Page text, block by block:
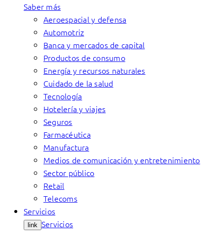
Saber más
Aeroespacial y defensa
Automotriz
Banca y mercados de capital
Productos de consumo
Energía y recursos naturales
Cuidado de la salud
Tecnología
Hotelería y viajes
Seguros
Farmacéutica
Manufactura
Medios de comunicación y entretenimiento
Sector público
Retail
Telecoms
Servicios
link Servicios